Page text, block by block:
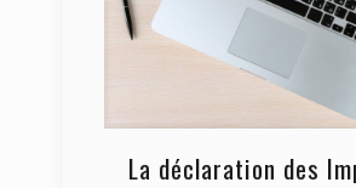
La déclaration des